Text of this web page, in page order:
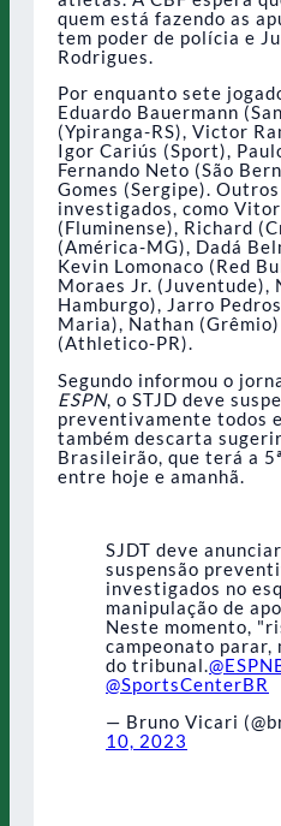
quem está fazendo as
tem poder de polícia e
Rodrigues.
Por enquanto sete
Eduardo Bauermann
(Ypiranga-RS), Victor
Igor Cariús (Sport),
Fernando Neto (São
Gomes (Sergipe).
investigados, como
(Fluminense), Richard
(América-MG), Dadá
Kevin Lomonaco (Red
Moraes Jr. (Juventude),
Hamburgo), Jarro
Maria), Nathan
(Athletico-PR).
Segundo informou o
ESPN, o STJD deve
preventivamente todos
também descarta
Brasileirão, que terá a
entre hoje e amanhã.
SJDT deve
suspensão
investigados no
manipulação de
Neste momento,
campeonato parar,
do tribunal.
@SportsCenterBR
— Bruno Vicari
10, 2023